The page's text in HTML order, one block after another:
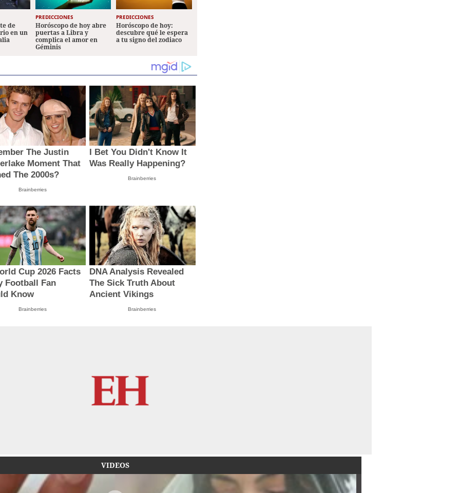
de
en un
PREDICCIONES
Horóscopo de hoy abre
puertas a Libra y
complica el amor en
Géminis
PREDICCIONES
Horóscopo de hoy:
descubre qué le espera
a tu signo del zodiaco
The Justin
Moment That
The 2000s?
Brainberries
I Bet You Didn't Know It
Was Really Happening?
Brainberries
Cup 2026 Facts
Football Fan
Know
Brainberries
DNA Analysis Revealed
The Sick Truth About
Ancient Vikings
Brainberries
VIDEOS